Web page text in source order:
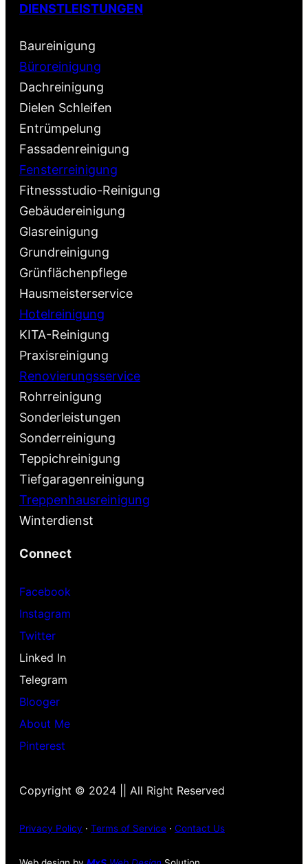
DIENSTLEISTUNGEN
Baureinigung
Büroreinigung
Dachreinigung
Dielen Schleifen
Entrümpelung
Fassadenreinigung
Fensterreinigung
Fitnessstudio-Reinigung
Gebäudereinigung
Glasreinigung
Grundreinigung
Grünflächenpflege
Hausmeisterservice
Hotelreinigung
KITA-Reinigung
Praxisreinigung
Renovierungsservice
Rohrreinigung
Sonderleistungen
Sonderreinigung
Teppichreinigung
Tiefgaragenreinigung
Treppenhausreinigung
Winterdienst
Connect
Facebook
Instagram
Twitter
Linked In
Telegram
Blooger
About Me
Pinterest
Copyright © 2024 || All Right Reserved
Privacy Policy · Terms of Service · Contact Us